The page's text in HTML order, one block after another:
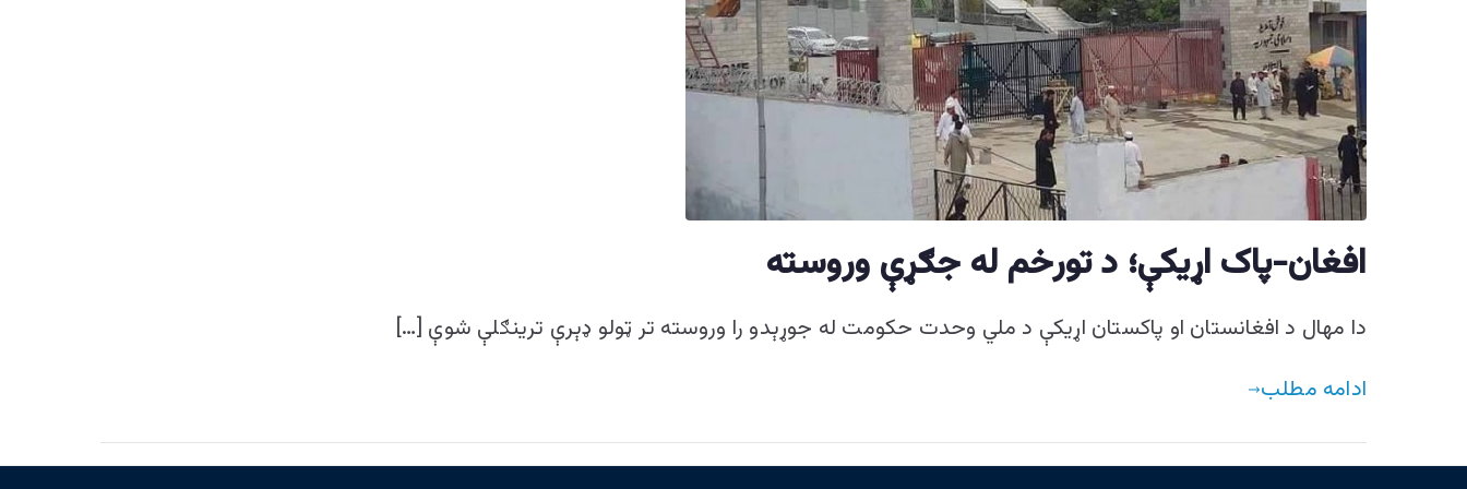
افغان-پاک اړیکې؛ د تورخم له جګړې وروسته
دا مهال د افغانستان او پاکستان اړیکې د ملي وحدت حکومت له جوړېدو را وروسته تر ټولو ډېرې ترينګلې شوې […]
ادامه مطلب